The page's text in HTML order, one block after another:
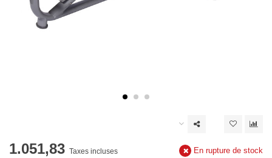
1.051,83 Taxes incluses En rupture de stock